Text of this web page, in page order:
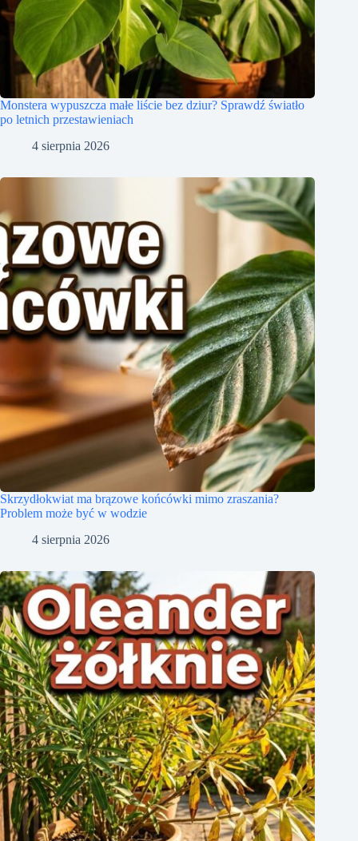
Monstera wypuszcza małe liście bez dziur? Sprawdź światło
po letnich przestawieniach
4 sierpnia 2026
Skrzydłokwiat ma brązowe końcówki mimo zraszania?
Problem może być w wodzie
4 sierpnia 2026